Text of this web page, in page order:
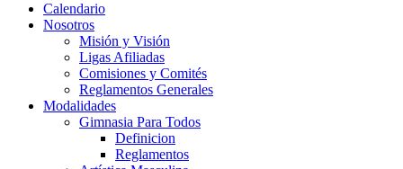
Calendario
Nosotros
Misión y Visión
Ligas Afiliadas
Comisiones y Comités
Reglamentos Generales
Modalidades
Gimnasia Para Todos
Definicion
Reglamentos